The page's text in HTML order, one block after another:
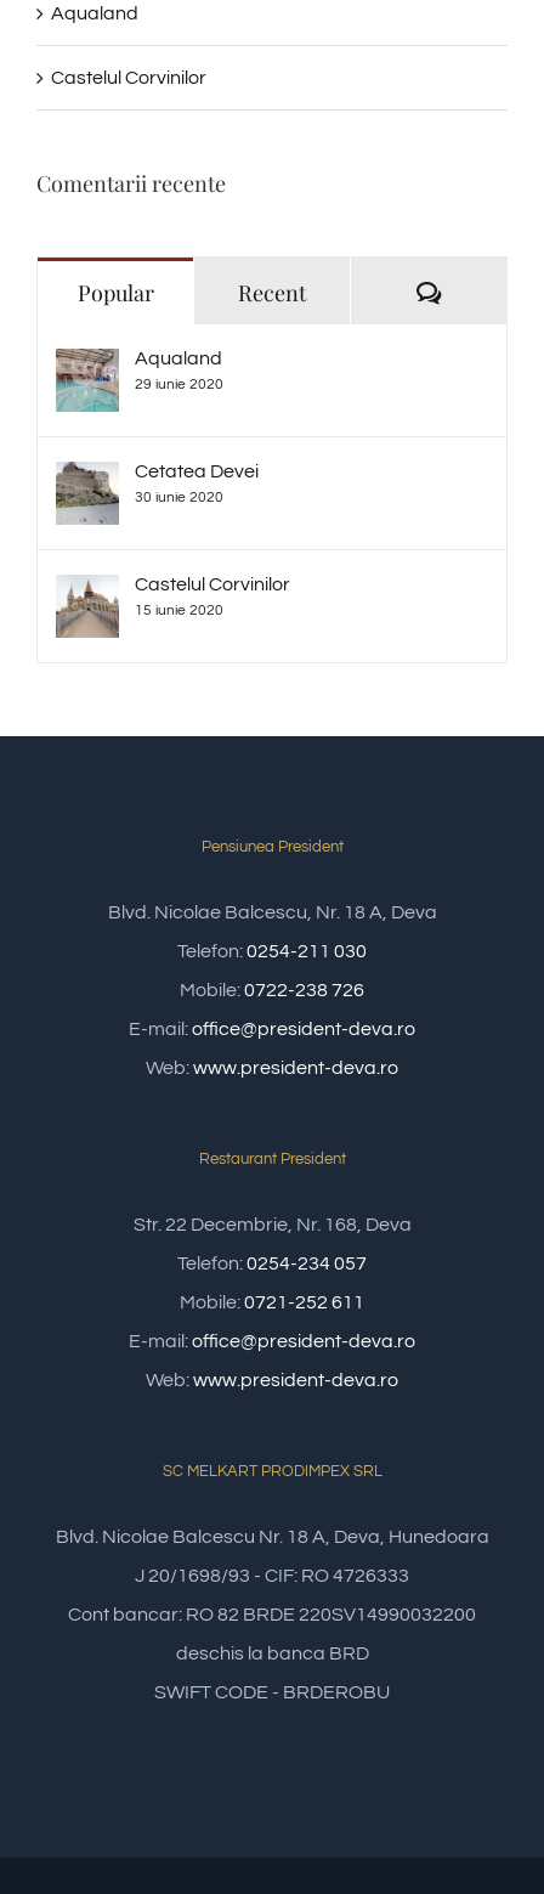
Aqualand
Castelul Corvinilor
Comentarii recente
Popular Recent
Aqualand
29 iunie 2020
Cetatea Devei
30 iunie 2020
Castelul Corvinilor
15 iunie 2020
Pensiunea President
Blvd. Nicolae Balcescu, Nr. 18 A, Deva
Telefon:0254-211 030
Mobile:0722-238 726
E-mail:office@president-deva.ro
Web:www.president-deva.ro
Restaurant President
Str. 22 Decembrie, Nr. 168, Deva
Telefon:0254-234 057
Mobile:0721-252 611
E-mail:office@president-deva.ro
Web:www.president-deva.ro
SC MELKART PRODIMPEX SRL
Blvd. Nicolae Balcescu Nr. 18 A, Deva, Hunedoara
J 20/1698/93 - CIF: RO 4726333
Cont bancar: RO 82 BRDE 220SV14990032200
deschis la banca BRD
SWIFT CODE - BRDEROBU